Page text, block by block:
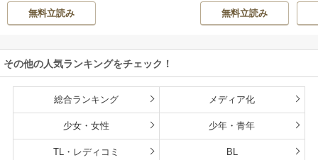
子（エブリスタ）
無料立読み
［ばら売り］
寅次
無料立読み
その他の人気ランキングをチェック！
総合ランキング メディア化
少女・女性 少年・青年
TL・レディコミ BL